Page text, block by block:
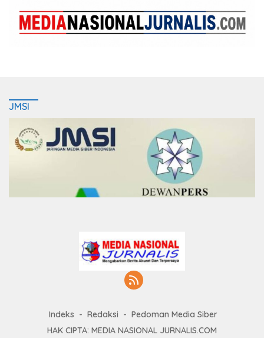
JMSI
Indeks Redaksi
Pedoman Media Siber
HAK CIPTA: MEDIA NASIONAL JURNALIS.COM